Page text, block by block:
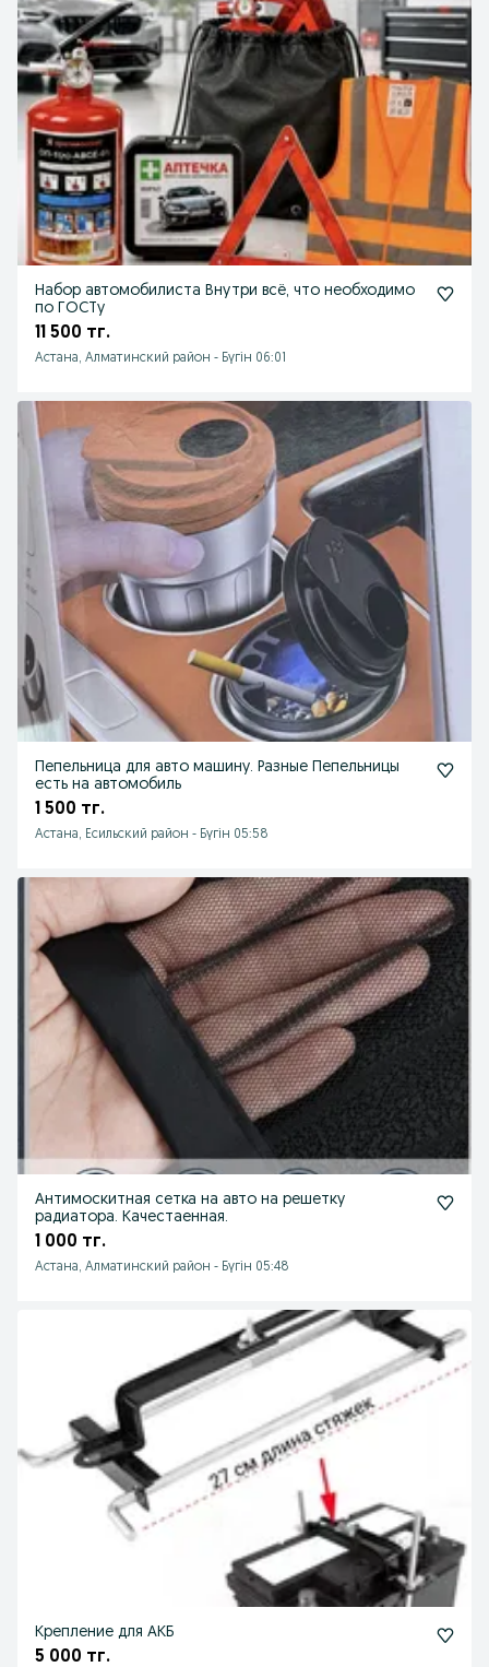
Набор автомобилиста Внутри всё, что необходимо
по ГОСТу
11 500 тг.
Астана, Алматинский район - Бүгін 06:01
Пепельница для авто машину. Разные Пепельницы
есть на автомобиль
1 500 тг.
Астана, Есильский район - Бүгін 05:58
Антимоскитная сетка на авто на решетку
радиатора. Качестаенная.
1 000 тг.
Астана, Алматинский район - Бүгін 05:48
Крепление для АКБ
5 000 тг.